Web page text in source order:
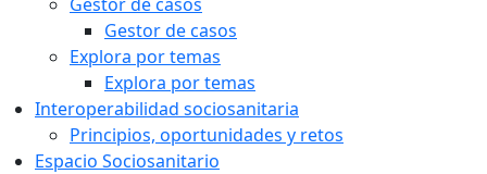
Gestor de casos
Explora por temas
Explora por temas
Interoperabilidad sociosanitaria
Principios, oportunidades y retos
Espacio Sociosanitario